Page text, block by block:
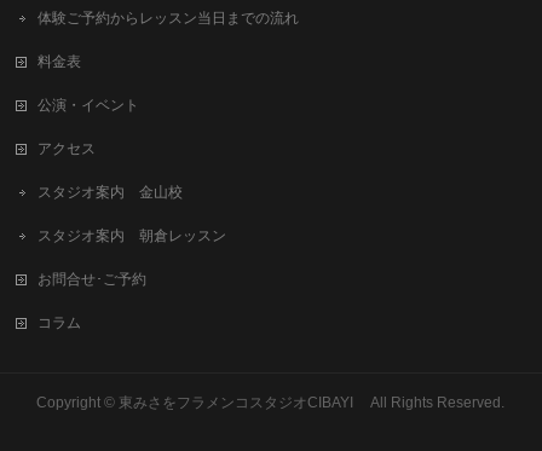
体験ご予約からレッスン当日までの流れ
料金表
公演・イベント
アクセス
スタジオ案内 金山校
スタジオ案内 朝倉レッスン
お問合せ･ご予約
コラム
Copyright © 東みさをフラメンコスタジオCIBAYI All Rights Reserved.